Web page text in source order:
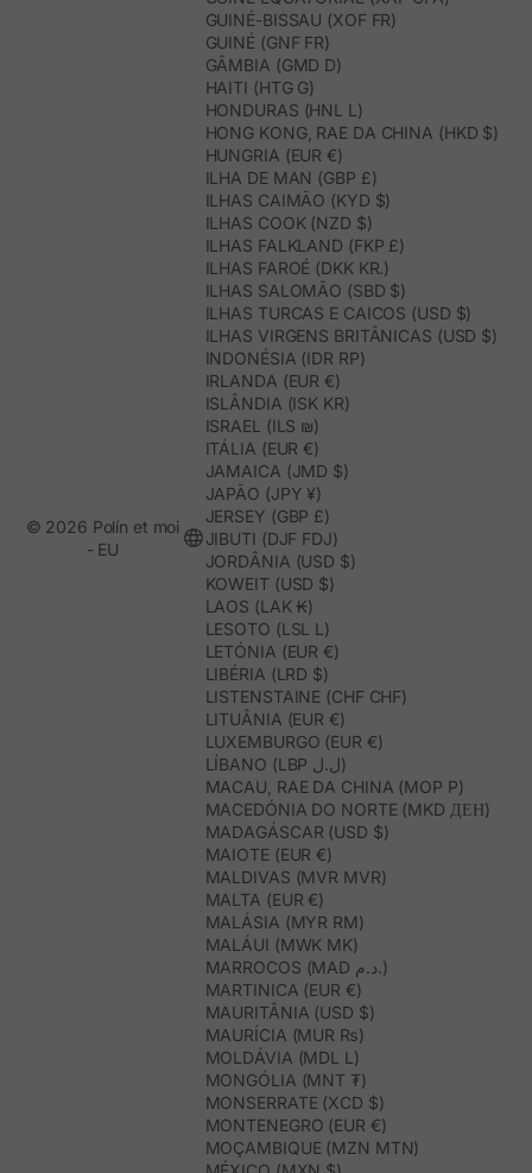
GUINÉ-BISSAU (XOF FR)
GUINÉ (GNF FR)
GÂMBIA (GMD D)
HAITI (HTG G)
HONDURAS (HNL L)
HONG KONG, RAE DA CHINA (HKD $)
HUNGRIA (EUR €)
ILHA DE MAN (GBP £)
ILHAS CAIMÃO (KYD $)
ILHAS COOK (NZD $)
ILHAS FALKLAND (FKP £)
ILHAS FAROÉ (DKK KR.)
ILHAS SALOMÃO (SBD $)
ILHAS TURCAS E CAICOS (USD $)
ILHAS VIRGENS BRITÂNICAS (USD $)
INDONÉSIA (IDR RP)
IRLANDA (EUR €)
ISLÂNDIA (ISK KR)
ISRAEL (ILS ₪)
ITÁLIA (EUR €)
JAMAICA (JMD $)
JAPÃO (JPY ¥)
JERSEY (GBP £)
JIBUTI (DJF FDJ)
JORDÂNIA (USD $)
KOWEIT (USD $)
LAOS (LAK ₭)
LESOTO (LSL L)
LETÓNIA (EUR €)
LIBÉRIA (LRD $)
LISTENSTAINE (CHF CHF)
LITUÂNIA (EUR €)
LUXEMBURGO (EUR €)
LÍBANO (LBP ل.ل)
MACAU, RAE DA CHINA (MOP P)
MACEDÓNIA DO NORTE (MKD ДЕН)
MADAGÁSCAR (USD $)
MAIOTE (EUR €)
MALDIVAS (MVR MVR)
MALTA (EUR €)
MALÁSIA (MYR RM)
MALÁUI (MWK MK)
MARROCOS (MAD د.م.)
MARTINICA (EUR €)
MAURITÂNIA (USD $)
MAURÍCIA (MUR ₨)
MOLDÁVIA (MDL L)
MONGÓLIA (MNT ₮)
MONSERRATE (XCD $)
MONTENEGRO (EUR €)
MOÇAMBIQUE (MZN MTN)
© 2026 Polín et moi
- EU